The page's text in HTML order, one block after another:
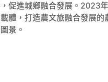
促進城鄉融合發展。2023
體，打造農文旅融合發展
景。